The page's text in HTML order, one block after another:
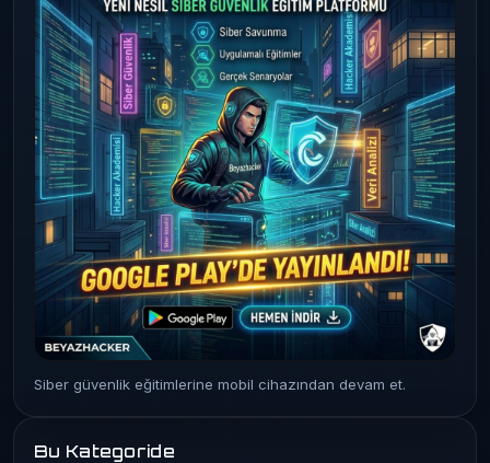
Siber güvenlik eğitimlerine mobil cihazından devam et.
Bu Kategoride